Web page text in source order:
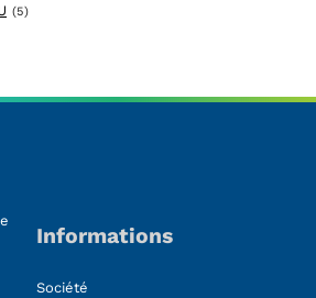
(5)5 products
Informations
Société